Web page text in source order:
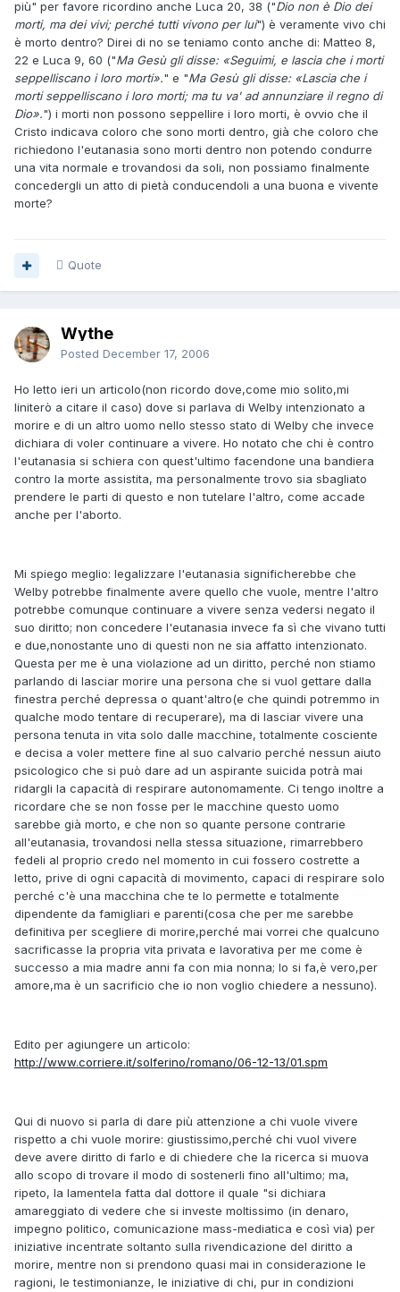
più" per favore ricordino anche Luca 20, 38 ("Dio non è Dio dei
morti, ma dei vivi; perché tutti vivono per lui") è veramente vivo chi
è morto dentro? Direi di no se teniamo conto anche di: Matteo 8,
22 e Luca 9, 60 ("Ma Gesù gli disse: «Seguimi, e lascia che i morti
seppelliscano i loro morti»." e "Ma Gesù gli disse: «Lascia che i
morti seppelliscano i loro morti; ma tu va' ad annunziare il regno di
Dio».") i morti non possono seppellire i loro morti, è ovvio che il
Cristo indicava coloro che sono morti dentro, già che coloro che
richiedono l'eutanasia sono morti dentro non potendo condurre
una vita normale e trovandosi da soli, non possiamo finalmente
concedergli un atto di pietà conducendoli a una buona e vivente
morte?
Quote
Wythe
Posted December 17, 2006
Ho letto ieri un articolo(non ricordo dove,come mio solito,mi
liniterò a citare il caso) dove si parlava di Welby intenzionato a
morire e di un altro uomo nello stesso stato di Welby che invece
dichiara di voler continuare a vivere. Ho notato che chi è contro
l'eutanasia si schiera con quest'ultimo facendone una bandiera
contro la morte assistita, ma personalmente trovo sia sbagliato
prendere le parti di questo e non tutelare l'altro, come accade
anche per l'aborto.
Mi spiego meglio: legalizzare l'eutanasia significherebbe che
Welby potrebbe finalmente avere quello che vuole, mentre l'altro
potrebbe comunque continuare a vivere senza vedersi negato il
suo diritto; non concedere l'eutanasia invece fa sì che vivano tutti
e due,nonostante uno di questi non ne sia affatto intenzionato.
Questa per me è una violazione ad un diritto, perché non stiamo
parlando di lasciar morire una persona che si vuol gettare dalla
finestra perché depressa o quant'altro(e che quindi potremmo in
qualche modo tentare di recuperare), ma di lasciar vivere una
persona tenuta in vita solo dalle macchine, totalmente cosciente
e decisa a voler mettere fine al suo calvario perché nessun aiuto
psicologico che si può dare ad un aspirante suicida potrà mai
ridargli la capacità di respirare autonomamente. Ci tengo inoltre a
ricordare che se non fosse per le macchine questo uomo
sarebbe già morto, e che non so quante persone contrarie
all'eutanasia, trovandosi nella stessa situazione, rimarrebbero
fedeli al proprio credo nel momento in cui fossero costrette a
letto, prive di ogni capacità di movimento, capaci di respirare solo
perché c'è una macchina che te lo permette e totalmente
dipendente da famigliari e parenti(cosa che per me sarebbe
definitiva per scegliere di morire,perché mai vorrei che qualcuno
sacrificasse la propria vita privata e lavorativa per me come è
successo a mia madre anni fa con mia nonna; lo si fa,è vero,per
amore,ma è un sacrificio che io non voglio chiedere a nessuno).
Edito per agiungere un articolo:
http://www.corriere.it/solferino/romano/06-12-13/01.spm
Qui di nuovo si parla di dare più attenzione a chi vuole vivere
rispetto a chi vuole morire: giustissimo,perché chi vuol vivere
deve avere diritto di farlo e di chiedere che la ricerca si muova
allo scopo di trovare il modo di sostenerli fino all'ultimo; ma,
ripeto, la lamentela fatta dal dottore il quale "si dichiara
amareggiato di vedere che si investe moltissimo (in denaro,
impegno politico, comunicazione mass-mediatica e così via) per
iniziative incentrate soltanto sulla rivendicazione del diritto a
morire, mentre non si prendono quasi mai in considerazione le
ragioni, le testimonianze, le iniziative di chi, pur in condizioni